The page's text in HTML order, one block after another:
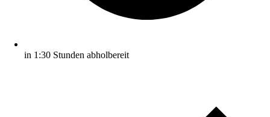
in 1:30 Stunden abholbereit